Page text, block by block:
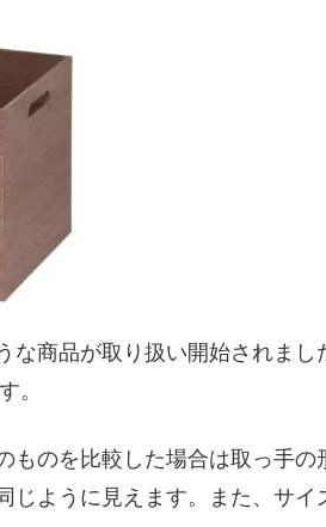
な商品が取り扱い開始されまし
。
ものを比較した場合は取っ手
じように見えます。また、サ